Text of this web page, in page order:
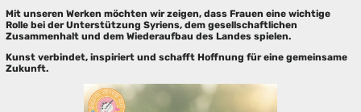
Mit unseren Werken möchten wir zeigen, dass Frauen eine wichtige
Rolle bei der Unterstützung Syriens, dem gesellschaftlichen
Zusammenhalt und dem Wiederaufbau des Landes spielen.
Kunst verbindet, inspiriert und schafft Hoffnung für eine gemeinsame
Zukunft.